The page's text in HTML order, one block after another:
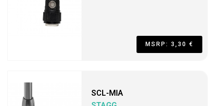
MSRP: 3,30 €
SCL-MIA